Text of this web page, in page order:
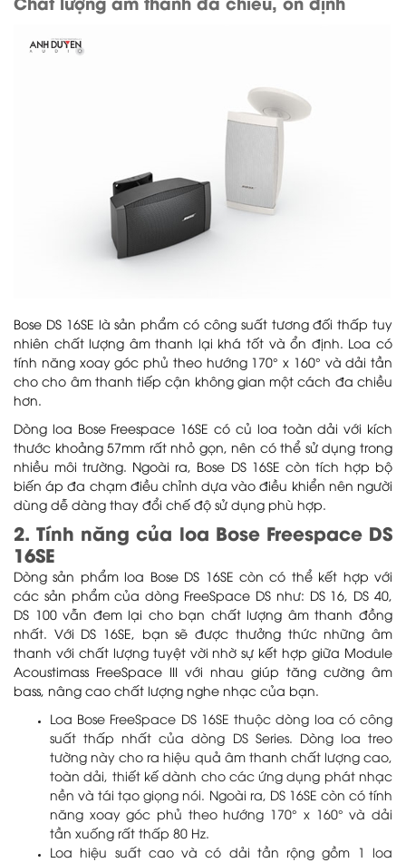
Chất lượng âm thanh đa chiều, ổn định
Bose DS 16SE là sản phẩm có công suất tương đối thấp tuy
nhiên chất lượng âm thanh lại khá tốt và ổn định. Loa có
tính năng xoay góc phủ theo hướng 170° x 160° và dải tần
cho cho âm thanh tiếp cận không gian một cách đa chiều
hơn.
Dòng loa Bose Freespace 16SE có củ loa toàn dải với kích
thước khoảng 57mm rất nhỏ gọn, nên có thể sử dụng trong
nhiều môi trường. Ngoài ra, Bose DS 16SE còn tích hợp bộ
biến áp đa chạm điều chỉnh dựa vào điều khiển nên người
dùng dễ dàng thay đổi chế độ sử dụng phù hợp.
2. Tính năng của loa Bose Freespace DS
16SE
Dòng sản phẩm loa Bose DS 16SE còn có thể kết hợp với
các sản phẩm của dòng FreeSpace DS như: DS 16, DS 40,
DS 100 vẫn đem lại cho bạn chất lượng âm thanh đồng
nhất. Với DS 16SE, bạn sẽ được thưởng thức những âm
thanh với chất lượng tuyệt vời nhờ sự kết hợp giữa Module
Acoustimass FreeSpace III với nhau giúp tăng cường âm
bass, nâng cao chất lượng nghe nhạc của bạn.
Loa Bose FreeSpace DS 16SE thuộc dòng loa có công
suất thấp nhất của dòng DS Series. Dòng loa treo
tường này cho ra hiệu quả âm thanh chất lượng cao,
toàn dải, thiết kế dành cho các ứng dụng phát nhạc
nền và tái tạo giọng nói. Ngoài ra, DS 16SE còn có tính
năng xoay góc phủ theo hướng 170° x 160° và dải
tần xuống rất thấp 80 Hz.
Loa hiệu suất cao và có dải tần rộng gồm 1 loa